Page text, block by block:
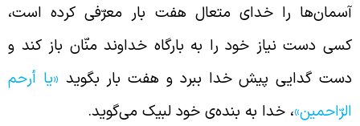
را خدای متعال هفت بار معرّفی کرده است،
دست نیاز خود را به بارگاه خداوند منّان باز کند و
گدایی پیش خدا ببرد و هفت بار بگوید«یا أرحم
، خدا به بنده‌ی خود لبیک می‌گوید.